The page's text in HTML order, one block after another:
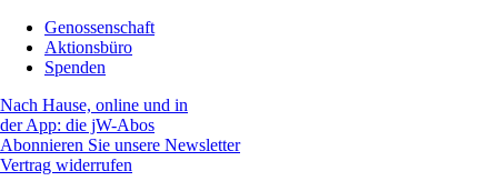
Genossenschaft
Aktionsbüro
Spenden
Nach Hause, online und in
der App: die jW-Abos
Abonnieren Sie unsere Newsletter
Vertrag widerrufen